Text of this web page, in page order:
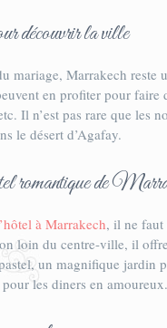
découvrir la ville
mariage, Marrakech
en profiter pour
Il n’est pas rare que les
le désert d’Agafay.
romantique de
à Marrakech, il ne faut
loin du centre-ville, il
un magnifique jardin
les diners en amoureux.